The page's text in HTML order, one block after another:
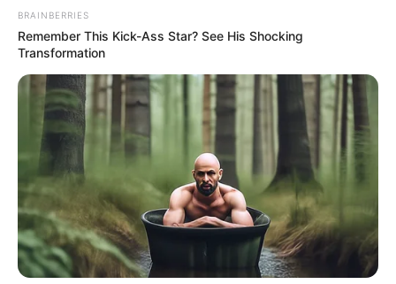
15:39 Acs e ACE
Os agentes comunitários e de endemias em diversas
BRAINBERRIES
Remember This Kick-Ass Star? See His Shocking
Transformation